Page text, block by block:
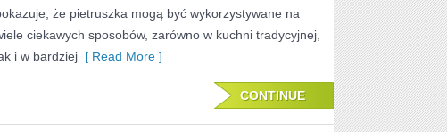
że pietruszka mogą być wykorzystywane na
ciekawych sposobów, zarówno w kuchni tradycyjnej,
i w bardziej [ Read More ]
CONTINUE